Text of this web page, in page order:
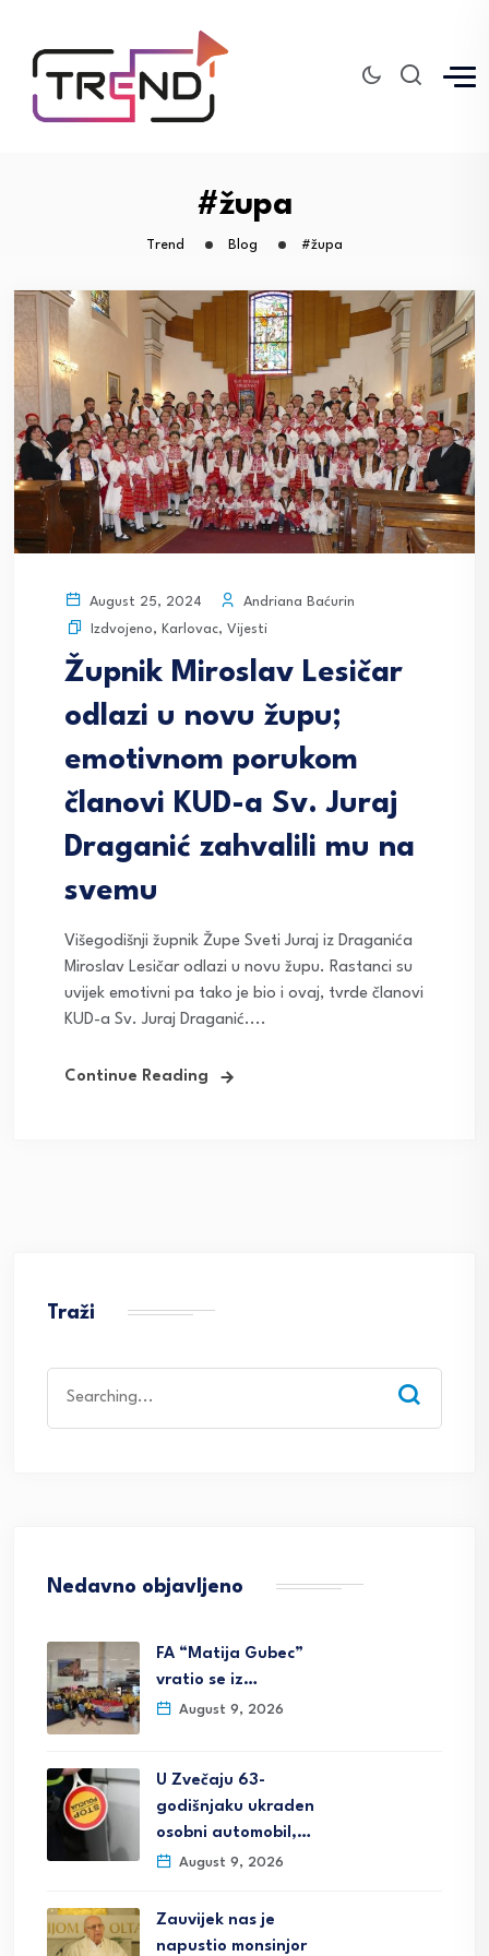
#župa
Trend Blog #župa
August 25, 2024
Andriana Baćurin
Izdvojeno, Karlovac, Vijesti
Župnik Miroslav Lesičar
odlazi u novu župu;
emotivnom porukom
članovi KUD-a Sv. Juraj
Draganić zahvalili mu na
svemu
Višegodišnji župnik Župe Sveti Juraj iz Draganića
Miroslav Lesičar odlazi u novu župu. Rastanci su
uvijek emotivni pa tako je bio i ovaj, tvrde članovi
KUD-a Sv. Juraj Draganić....
Continue Reading
Traži
for:
Nedavno objavljeno
FA “Matija Gubec”
vratio se iz…
August 9, 2026
U Zvečaju 63-
godišnjaku ukraden
osobni automobil,…
August 9, 2026
Zauvijek nas je
napustio monsinjor